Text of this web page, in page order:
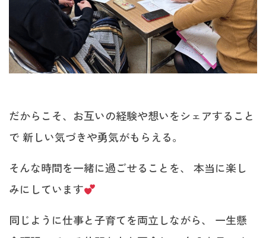
だからこそ、お互いの経験や想いをシェアすること
で 新しい気づきや勇気がもらえる。
そんな時間を一緒に過ごせることを、 本当に楽し
みにしています
同じように仕事と子育てを両立しながら、 一生懸